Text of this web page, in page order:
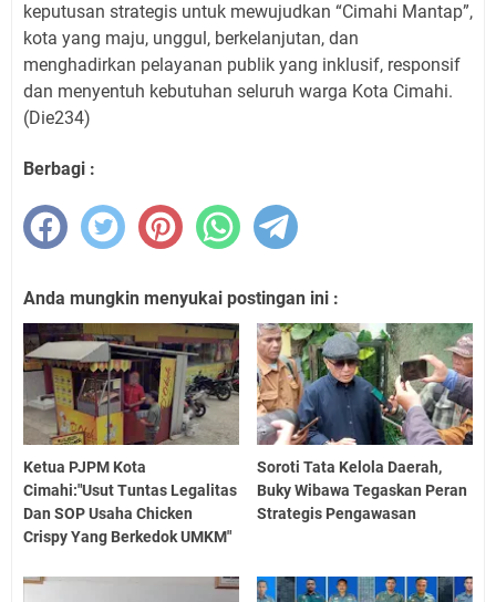
keputusan strategis untuk mewujudkan “Cimahi Mantap”,
kota yang maju, unggul, berkelanjutan, dan
menghadirkan pelayanan publik yang inklusif, responsif
dan menyentuh kebutuhan seluruh warga Kota Cimahi.
(Die234)
Berbagi :
Anda mungkin menyukai postingan ini :
Ketua PJPM Kota
Cimahi:"Usut Tuntas Legalitas
Dan SOP Usaha Chicken
Crispy Yang Berkedok UMKM"
Soroti Tata Kelola Daerah,
Buky Wibawa Tegaskan Peran
Strategis Pengawasan